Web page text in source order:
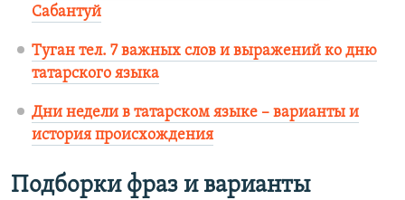
Сабантуй
Туган тел. 7 важных слов и выражений ко дню
татарского языка
Дни недели в татарском языке – варианты и
история происхождения
Подборки фраз и варианты